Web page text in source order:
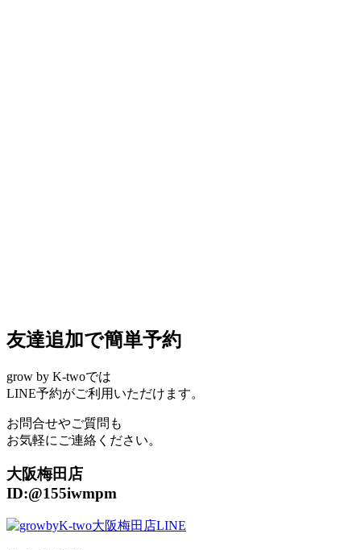
友達追加で簡単予約
grow by K-twoでは
LINE予約がご利用いただけます。
お問合せやご質問も
お気軽にご連絡ください。
大阪梅田店
ID:@155iwmpm